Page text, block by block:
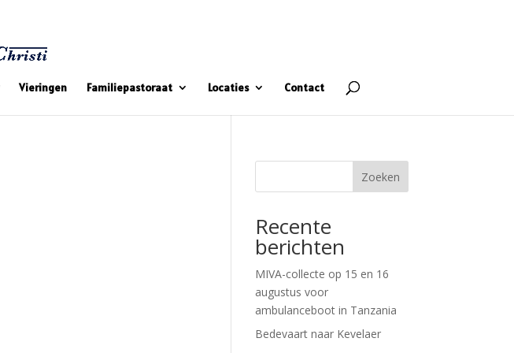
Vieringen Familiepastoraat Locaties Contact
Zoeken
Recente
berichten
MIVA-collecte op 15 en 16
augustus voor
ambulanceboot in Tanzania
Bedevaart naar Kevelaer